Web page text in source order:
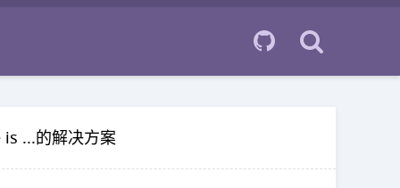
...的解决方案